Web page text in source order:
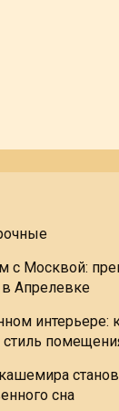
с Москвой:
Апрелевке
интерьере:
стиль
сна